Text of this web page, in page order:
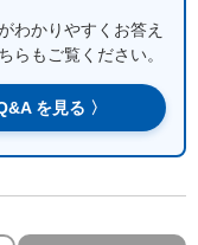
わかりやすくお答え
らもご覧ください。
を見る 〉